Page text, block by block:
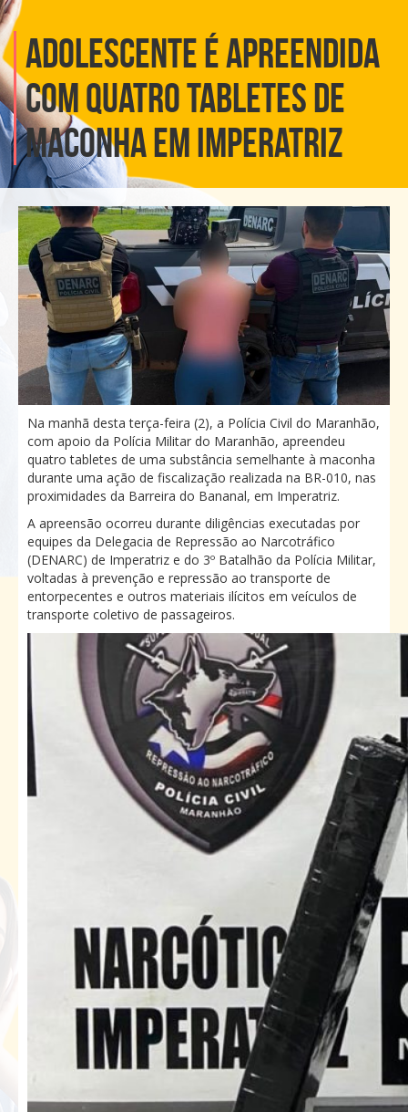
ADOLESCENTE É APREENDIDA
COM QUATRO TABLETES DE
MACONHA EM IMPERATRIZ
Na manhã desta terça-feira (2), a Polícia Civil do Maranhão,
com apoio da Polícia Militar do Maranhão, apreendeu
quatro tabletes de uma substância semelhante à maconha
durante uma ação de fiscalização realizada na BR-010, nas
proximidades da Barreira do Bananal, em Imperatriz.
A apreensão ocorreu durante diligências executadas por
equipes da Delegacia de Repressão ao Narcotráfico
(DENARC) de Imperatriz e do 3º Batalhão da Polícia Militar,
voltadas à prevenção e repressão ao transporte de
entorpecentes e outros materiais ilícitos em veículos de
transporte coletivo de passageiros.